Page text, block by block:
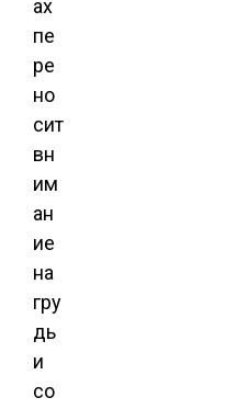
ах
пе
ре
но
сит
вн
им
ан
ие
на
гру
дь
и
со